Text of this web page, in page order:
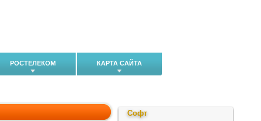
РОСТЕЛЕКОМ КАРТА САЙТА
Софт